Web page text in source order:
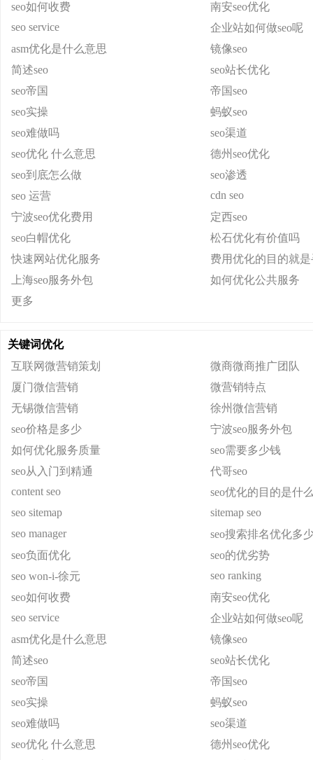
seo如何收费
南安seo优化
seo service
企业站如何做seo呢
asm优化是什么意思
镜像seo
简述seo
seo站长优化
seo帝国
帝国seo
seo实操
蚂蚁seo
seo难做吗
seo渠道
seo优化 什么意思
德州seo优化
seo到底怎么做
seo渗透
seo 运营
cdn seo
宁波seo优化费用
定西seo
seo白帽优化
松石优化有价值吗
快速网站优化服务
费用优化的目的就
上海seo服务外包
如何优化公共服务
更多
关键词优化
互联网微营销策划
微商微商推广团队
厦门微信营销
微营销特点
无锡微信营销
徐州微信营销
seo价格是多少
宁波seo服务外包
如何优化服务质量
seo需要多少钱
seo从入门到精通
代哥seo
content seo
seo优化的目的是什
seo sitemap
sitemap seo
seo manager
seo搜索排名优化多
seo负面优化
seo的优劣势
seo won-i-徐元
seo ranking
seo如何收费
南安seo优化
seo service
企业站如何做seo呢
asm优化是什么意思
镜像seo
简述seo
seo站长优化
seo帝国
帝国seo
seo实操
蚂蚁seo
seo难做吗
seo渠道
seo优化 什么意思
德州seo优化